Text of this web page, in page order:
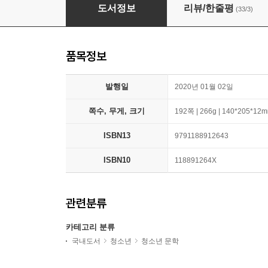
빡빡머리 앤
도서정보 리뷰/한줄평 (33/3)
품목정보
발행일 2020년 01월 02일
쪽수, 무게, 크기 192쪽 | 266g |
ISBN13 9791188912643
ISBN10 118891264X
관련분류
카테고리 분류
국내도서 청소년 청소년 문학